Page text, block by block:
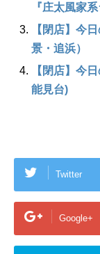
『庄太風家
【閉店】今
景・追浜）
【閉店】今
能見台)
Twitter
Google+